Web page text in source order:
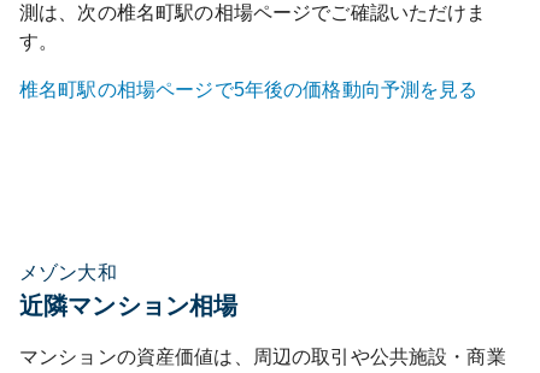
測は、次の椎名町駅の相場ページでご確認いただけま
す。
椎名町駅の相場ページで5年後の価格動向予測を見る
メゾン大和
近隣マンション相場
マンションの資産価値は、周辺の取引や公共施設・商業